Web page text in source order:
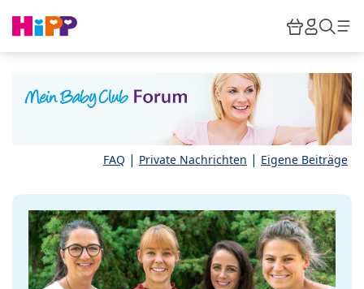
HiPP
FAQ | Private Nachrichten | Eigene Beiträge